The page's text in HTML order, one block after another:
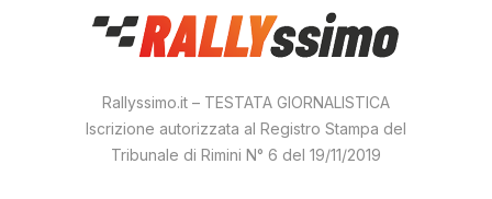
Rallyssimo.it – TESTATA GIORNALISTICA
Iscrizione autorizzata al Registro Stampa del
Tribunale di Rimini N° 6 del 19/11/2019